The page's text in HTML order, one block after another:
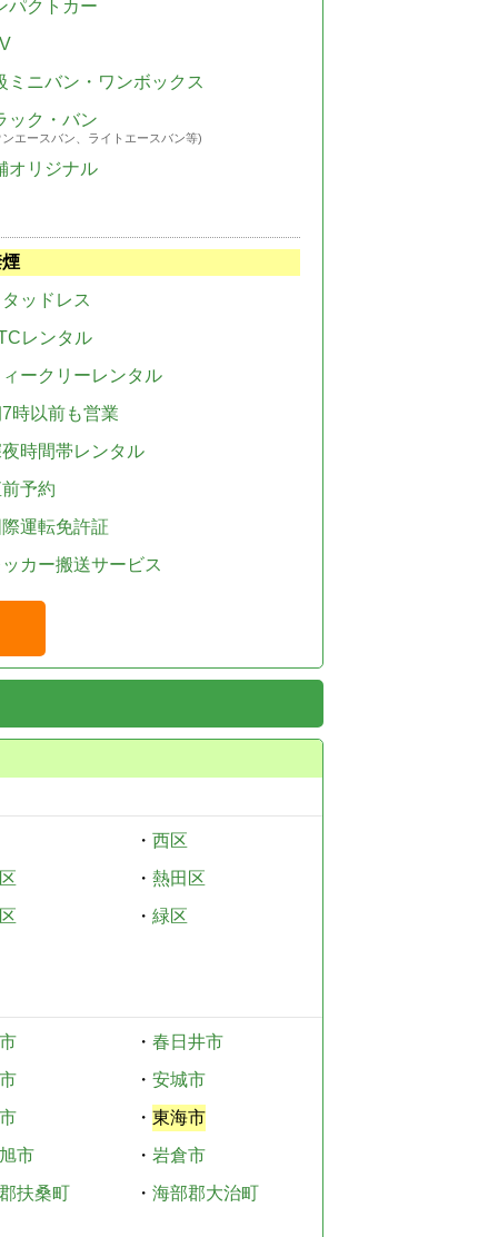
パクトカー
ミニバン・ワンボックス
ック・バン
エースバン、ライトエースバン等)
オリジナル
ッドレス
レンタル
ークリーレンタル
時以前も営業
時間帯レンタル
予約
運転免許証
カー搬送サービス
・ 西区
・ 熱田区
・ 緑区
・ 春日井市
・ 安城市
・ 東海市
市
・ 岩倉市
扶桑町
・ 海部郡大治町